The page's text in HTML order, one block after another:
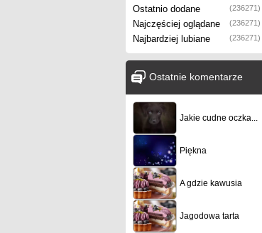
Ostatnio dodane (236271)
Najczęściej oglądane (236271)
Najbardziej lubiane (236271)
Ostatnie komentarze
Jakie cudne oczka...
Piękna
A gdzie kawusia
Jagodowa tarta